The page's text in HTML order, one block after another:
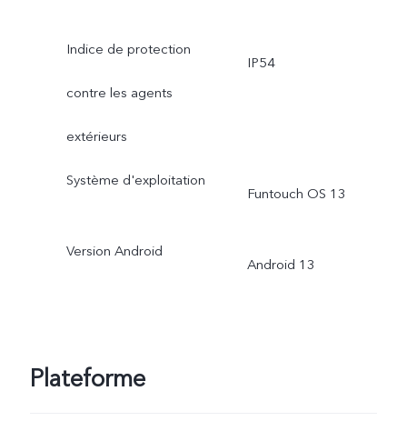
Indice de protection
contre les agents
extérieurs
IP54
Système d'exploitation
Funtouch OS 13
Version Android
Android 13
Plateforme